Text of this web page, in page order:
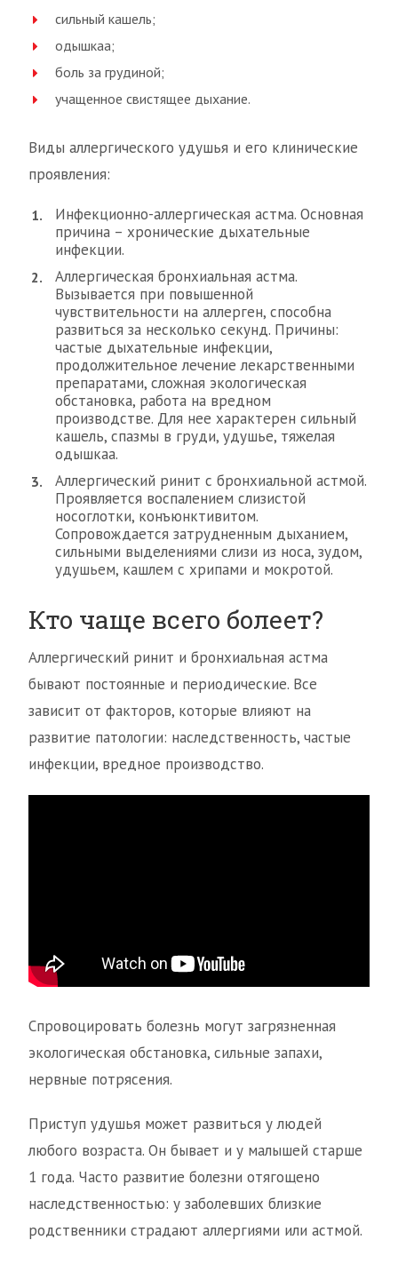
сильный кашель;
одышкаа;
боль за грудиной;
учащенное свистящее дыхание.
Виды аллергического удушья и его клинические
проявления:
Инфекционно-аллергическая астма. Основная
причина – хронические дыхательные
инфекции.
Аллергическая бронхиальная астма.
Вызывается при повышенной
чувствительности на аллерген, способна
развиться за несколько секунд. Причины:
частые дыхательные инфекции,
продолжительное лечение лекарственными
препаратами, сложная экологическая
обстановка, работа на вредном
производстве. Для нее характерен сильный
кашель, спазмы в груди, удушье, тяжелая
одышкаа.
Аллергический ринит с бронхиальной астмой.
Проявляется воспалением слизистой
носоглотки, конъюнктивитом.
Сопровождается затрудненным дыханием,
сильными выделениями слизи из носа, зудом,
удушьем, кашлем с хрипами и мокротой.
Кто чаще всего болеет?
Аллергический ринит и бронхиальная астма
бывают постоянные и периодические. Все
зависит от факторов, которые влияют на
развитие патологии: наследственность, частые
инфекции, вредное производство.
Спровоцировать болезнь могут загрязненная
экологическая обстановка, сильные запахи,
нервные потрясения.
Приступ удушья может развиться у людей
любого возраста. Он бывает и у малышей старше
1 года. Часто развитие болезни отягощено
наследственностью: у заболевших близкие
родственники страдают аллергиями или астмой.